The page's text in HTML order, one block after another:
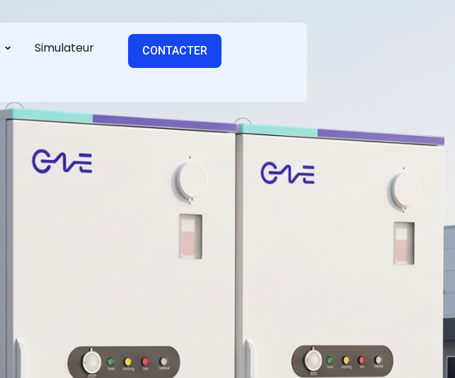
Simulateur
CONTACTER